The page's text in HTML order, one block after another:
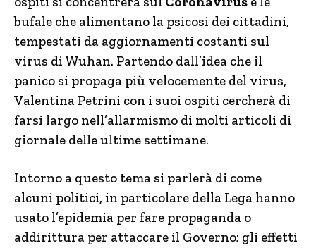
bufale che alimentano la psicosi dei cittadini,
tempestati da aggiornamenti costanti sul
virus di Wuhan. Partendo dall’idea che il
panico si propaga più velocemente del virus,
Valentina Petrini con i suoi ospiti cercherà di
farsi largo nell’allarmismo di molti articoli di
giornale delle ultime settimane.
Intorno a questo tema si parlerà di come
alcuni politici, in particolare della Lega hanno
usato l’epidemia per fare propaganda o
addirittura per attaccare il Governo; gli effetti